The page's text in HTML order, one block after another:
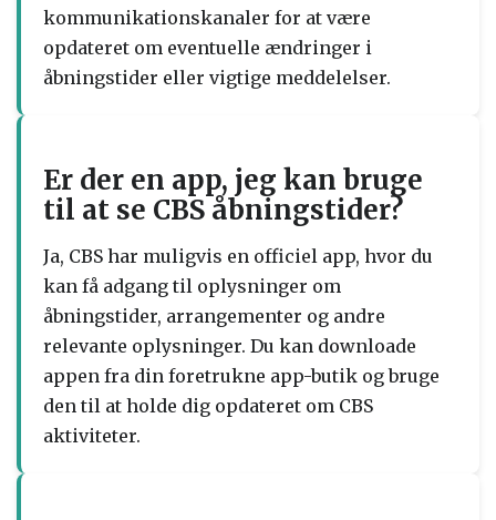
kommunikationskanaler for at være
opdateret om eventuelle ændringer i
åbningstider eller vigtige meddelelser.
Er der en app, jeg kan bruge
til at se CBS åbningstider?
Ja, CBS har muligvis en officiel app, hvor du
kan få adgang til oplysninger om
åbningstider, arrangementer og andre
relevante oplysninger. Du kan downloade
appen fra din foretrukne app-butik og bruge
den til at holde dig opdateret om CBS
aktiviteter.